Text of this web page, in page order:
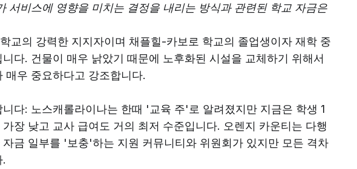
서비스에 영향을 미치는 결정을 내리는 방식과 관련된 학교 자금은
교의 강력한 지지자이며 채플힐-카보로 학교의 졸업생이자 재학 중
다. 건물이 매우 낡았기 때문에 노후화된 시설을 교체하기 위해서
매우 중요하다고 강조합니다.
다: 노스캐롤라이나는 한때 '교육 주'로 알려졌지만 지금은 학생 1
장 낮고 교사 급여도 거의 최저 수준입니다. 오렌지 카운티는 다행
금 일부를 '보충'하는 지원 커뮤니티와 위원회가 있지만 모든 격차